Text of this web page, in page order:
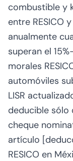
combustible y
entre RESICO
anualmente
superan el
morales
automóviles
LISR
deducible sólo
cheque
artículo
RESICO en